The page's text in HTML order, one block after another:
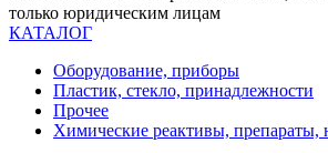
только юридическим лицам
КАТАЛОГ
Оборудование, приборы
Пластик, стекло, принадлежности
Прочее
Химические реактивы, препараты,